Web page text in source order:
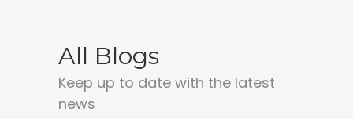
All Blogs
Keep up to date with the latest
news